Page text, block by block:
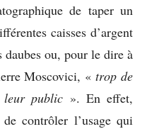
de taper un
caisses d’argent
ou, pour le dire à
Moscovici, «trop de
leur public ». En effet,
contrôler l’usage qui